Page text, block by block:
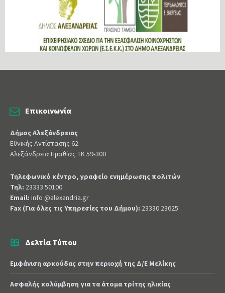
Επικοινωνία
Δήμος Αλεξάνδρειας
Εθνικής Αντίστασης 62
Αλεξάνδρεια Ημαθίας ΤΚ 59-300
Τηλεφωνικό κέντρο, γραφείο ενημέρωσης πολιτών
Τηλ: 23333 50100
Email: info @alexandria.gr
Fax (Για όλες τις Υπηρεσίες του Δήμου): 23330 23625
Δελτία Τύπου
Εμφάνιση αρκούδας στην περιοχή της Δ/Ε Μελίκης
Ασφαλής κολύμβηση για τα άτομα τρίτης ηλικίας